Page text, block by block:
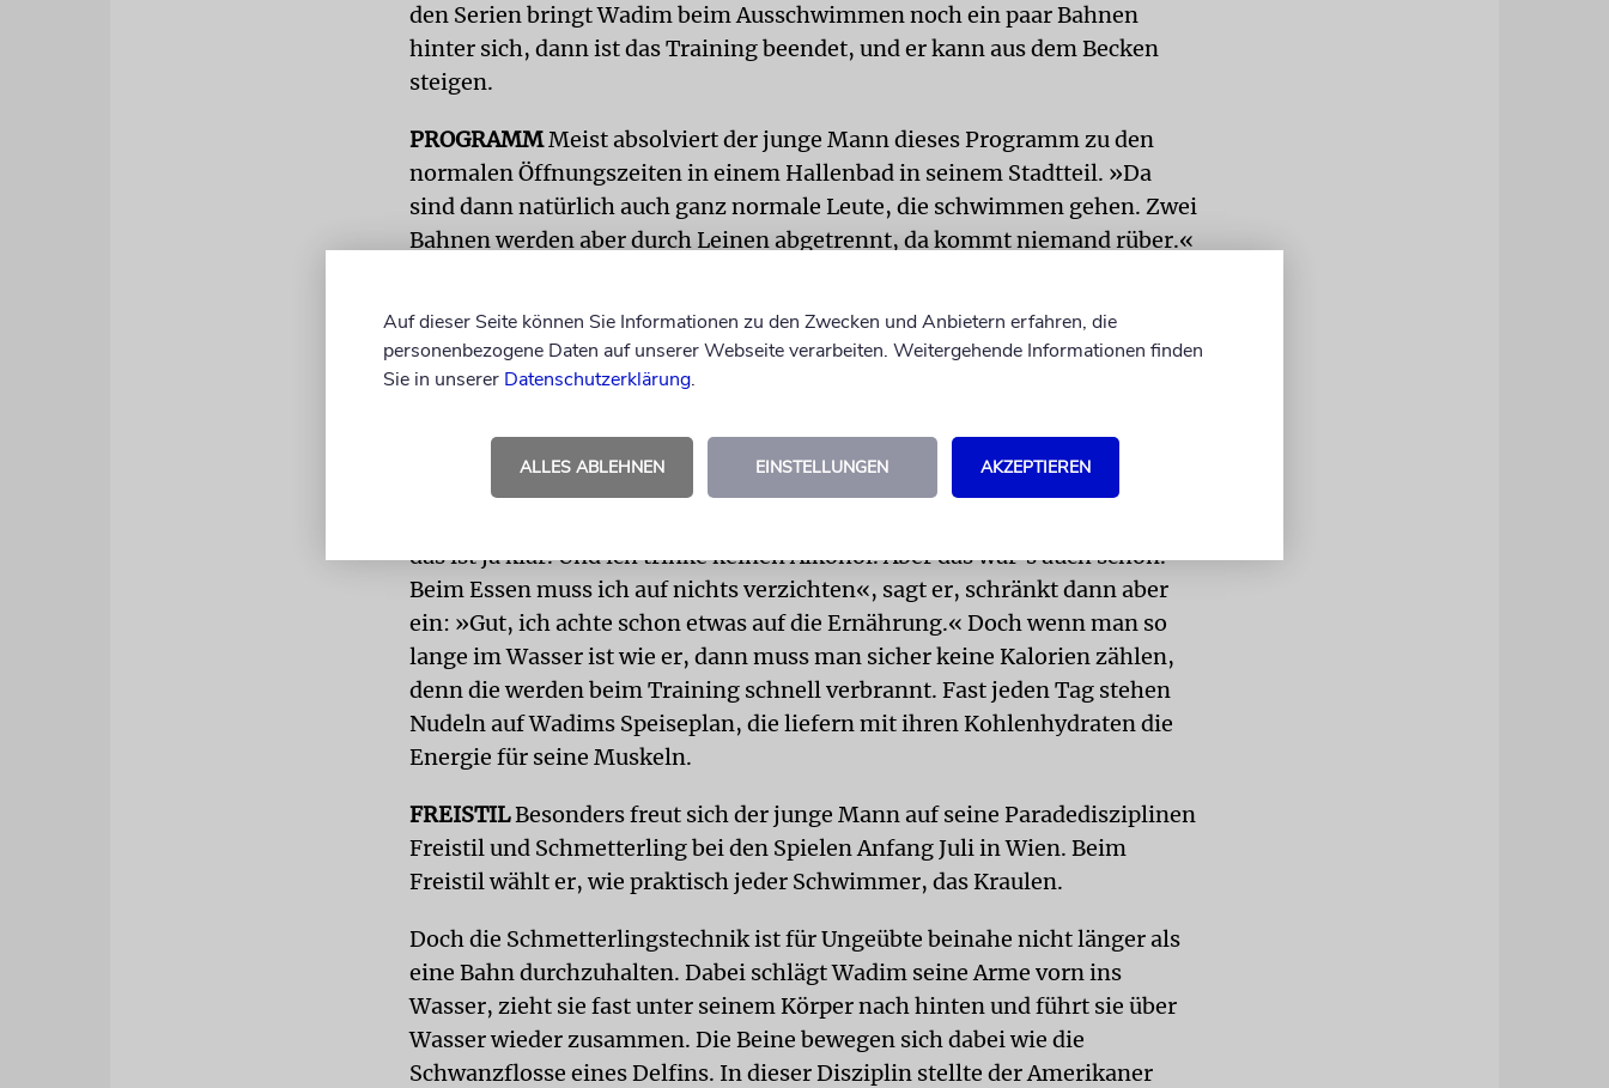
den Serien bringt Wadim beim Ausschwimmen noch ein paar Bahnen
hinter sich, dann ist das Training beendet, und er kann aus dem Becken
steigen.
PROGRAMMMeist absolviert der junge Mann dieses Programm zu den
normalen Öffnungszeiten in einem Hallenbad in seinem Stadtteil. »Da
sind dann natürlich auch ganz normale Leute, die schwimmen gehen. Zwei
Bahnen werden aber durch Leinen abgetrennt, da kommt niemand rüber.«
bisschen zu, sagt Wadim. Vor einem Jahr hätten die Leute noch
interessierter geschaut, weil er mit einem Schwimmanzug ins Becken
stieg. Inzwischen ist diese Bekleidung bei Wettkämpfen verboten. »Jetzt
müssen wir wieder in Badehosen schwimmen«, klagt Wadim. »Mit dem
Anzug war man einfach schneller und lag besser im Wasser.«
das ist ja klar. Und ich trinke keinen Alkohol. Aber das war’s auch schon.
Beim Essen muss ich auf nichts verzichten«, sagt er, schränkt dann aber
ein: »Gut, ich achte schon etwas auf die Ernährung.« Doch wenn man so
lange im Wasser ist wie er, dann muss man sicher keine Kalorien zählen,
denn die werden beim Training schnell verbrannt. Fast jeden Tag stehen
Nudeln auf Wadims Speiseplan, die liefern mit ihren Kohlenhydraten die
Energie für seine Muskeln.
FREISTILBesonders freut sich der junge Mann auf seine Paradedisziplinen
Freistil und Schmetterling bei den Spielen Anfang Juli in Wien. Beim
Freistil wählt er, wie praktisch jeder Schwimmer, das Kraulen.
Doch die Schmetterlingstechnik ist für Ungeübte beinahe nicht länger als
eine Bahn durchzuhalten. Dabei schlägt Wadim seine Arme vorn ins
Wasser, zieht sie fast unter seinem Körper nach hinten und führt sie über
Wasser wieder zusammen. Die Beine bewegen sich dabei wie die
Schwanzflosse eines Delfins. In dieser Disziplin stellte der Amerikaner
Auf dieser Seite können Sie Informationen zu den Zwecken und Anbietern erfahren, die
personenbezogene Daten auf unserer Webseite verarbeiten. Weitergehende Informationen finden
Sie in unserer Datenschutzerklärung.
ALLES ABLEHNEN EINSTELLUNGEN AKZEPTIEREN